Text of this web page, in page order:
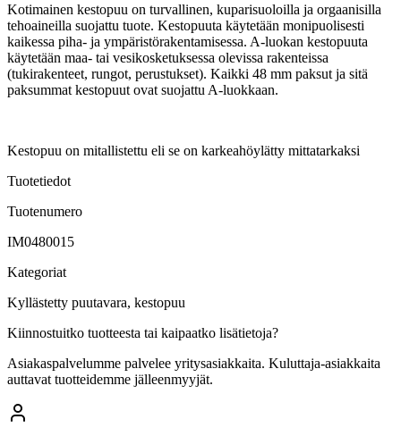
Kotimainen kestopuu on turvallinen, kuparisuoloilla ja orgaanisilla
tehoaineilla suojattu tuote. Kestopuuta käytetään monipuolisesti
kaikessa piha- ja ympäristörakentamisessa. A-luokan kestopuuta
käytetään maa- tai vesikosketuksessa olevissa rakenteissa
(tukirakenteet, rungot, perustukset). Kaikki 48 mm paksut ja sitä
paksummat kestopuut ovat suojattu A-luokkaan.
Kestopuu on mitallistettu eli se on karkeahöylätty mittatarkaksi
Tuotetiedot
Tuotenumero
IM0480015
Kategoriat
Kyllästetty puutavara, kestopuu
Kiinnostuitko tuotteesta tai kaipaatko lisätietoja?
Asiakaspalvelumme palvelee yritysasiakkaita. Kuluttaja-asiakkaita
auttavat tuotteidemme jälleenmyyjät.